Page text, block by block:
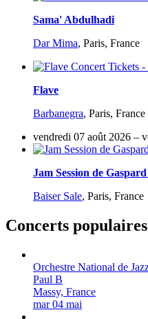
Sama' Abdulhadi
Dar Mima, Paris, France
Flave
Barbanegra, Paris, France
vendredi 07 août 2026 –
Jam Session de
Baiser Sale, Paris, France
Concerts
Orchestre National de
Paul B
Massy, France
mar 04 mai